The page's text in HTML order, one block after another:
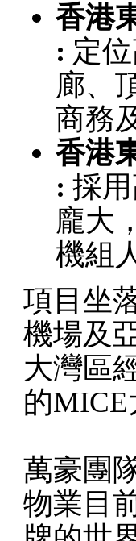
香港
: 定
廊、
商務
香港
: 採
龐大
機組
項目坐
機場及
大灣區
的
萬豪團
物業目